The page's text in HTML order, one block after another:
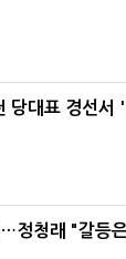
당대표 경선
정청래 "갈등